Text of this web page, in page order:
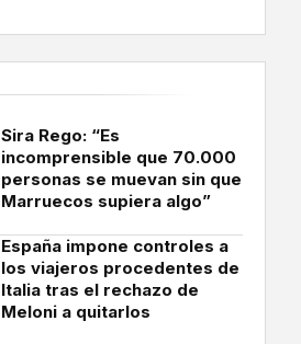
Sira Rego: “Es
incomprensible que 70.000
personas se muevan sin que
Marruecos supiera algo”
España impone controles a
los viajeros procedentes de
Italia tras el rechazo de
Meloni a quitarlos